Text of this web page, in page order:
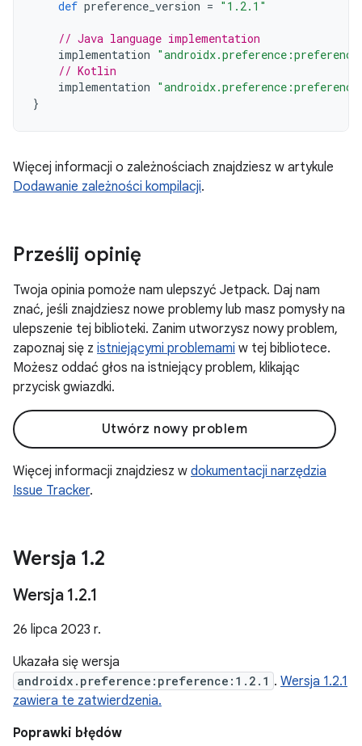
def preference_version = "1.2.1"
// Java language implementation
implementation
// Kotlin
implementation
}
Więcej informacji o zależnościach znajdziesz w artykule
Dodawanie zależności kompilacji.
Prześlij opinię
Twoja opinia pomoże nam ulepszyć Jetpack. Daj nam
znać, jeśli znajdziesz nowe problemy lub masz pomysły na
ulepszenie tej biblioteki. Zanim utworzysz nowy problem,
zapoznaj się z istniejącymi problemami w tej bibliotece.
Możesz oddać głos na istniejący problem, klikając
przycisk gwiazdki.
Utwórz nowy problem
Więcej informacji znajdziesz w dokumentacji narzędzia
Issue Tracker.
Wersja 1.2
Wersja 1.2.1
26 lipca 2023 r.
Ukazała się wersja
androidx.preference:preference:1.2.1 . Wersja 1.2.1
zawiera te zatwierdzenia.
Poprawki błędów